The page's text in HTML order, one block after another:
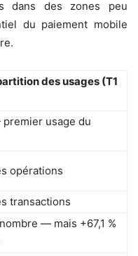
dans des zones peu
du paiement mobile
des usages (T1
usage du
opérations
transactions
— mais +67,1 %